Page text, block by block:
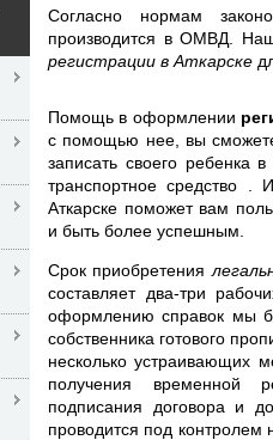
Согласно нормам
производится в ОМВД.
регистрации в Аткарске
Помощь в оформлении
с помощью нее, вы
записать своего ребенка
транспортное средство .
Аткарске поможет вам
и быть более успешным.
Срок приобретения
составляет два-три
оформлению справок мы
собственника готового
несколько устраивающих
получения временной
подписания договора и
проводится под